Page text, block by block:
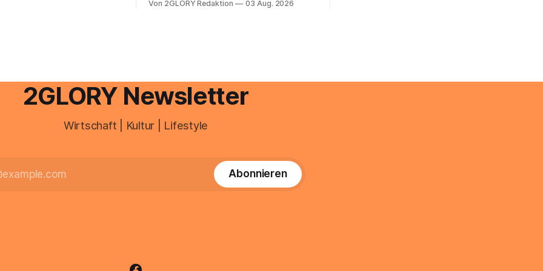
schnell abschminken, morgens eine
Unreinheiten. Professionelle
Von 2GLORY Redaktion 03 Aug. 2026
2GLORY Newsletter
Wirtschaft | Kultur | Lifestyle
Abonnieren